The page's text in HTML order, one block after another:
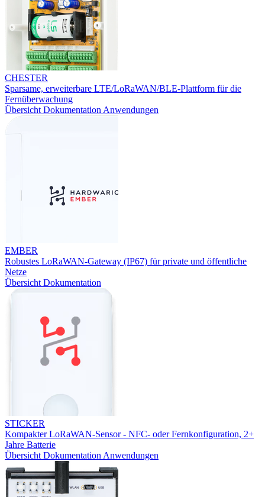
CHESTER
Sparsame, erweiterbare LTE/LoRaWAN/BLE-Plattform für die
Fernüberwachung
Übersicht Dokumentation Anwendungen
EMBER
Robustes LoRaWAN-Gateway (IP67) für private und öffentliche
Netze
Übersicht Dokumentation
STICKER
Kompakter LoRaWAN-Sensor - NFC- oder Fernkonfiguration, 2+
Jahre Batterie
Übersicht Dokumentation Anwendungen